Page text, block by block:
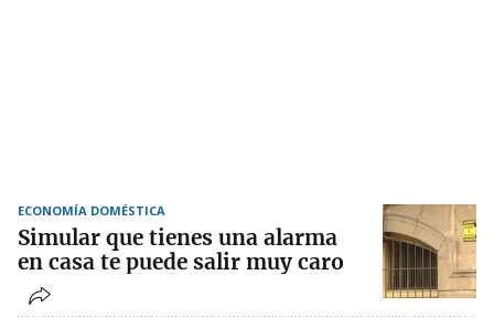
ECONOMÍA DOMÉSTICA
Simular que tienes una alarma
en casa te puede salir muy caro